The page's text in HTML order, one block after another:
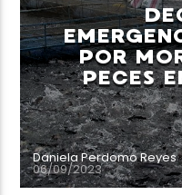
POR
PECES
Daniela Perdomo Reyes
06/09/2023